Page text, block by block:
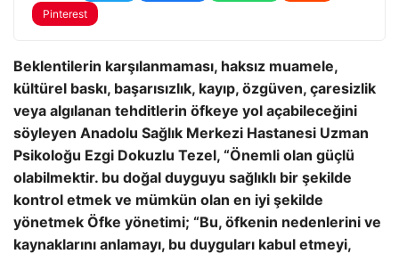
Pinterest
Beklentilerin karşılanmaması, haksız muamele,
kültürel baskı, başarısızlık, kayıp, özgüven, çaresizlik
veya algılanan tehditlerin öfkeye yol açabileceğini
söyleyen Anadolu Sağlık Merkezi Hastanesi Uzman
Psikoloğu Ezgi Dokuzlu Tezel, “Önemli olan güçlü
olabilmektir. bu doğal duyguyu sağlıklı bir şekilde
kontrol etmek ve mümkün olan en iyi şekilde
yönetmek Öfke yönetimi; “Bu, öfkenin nedenlerini ve
kaynaklarını anlamayı, bu duyguları kabul etmeyi,